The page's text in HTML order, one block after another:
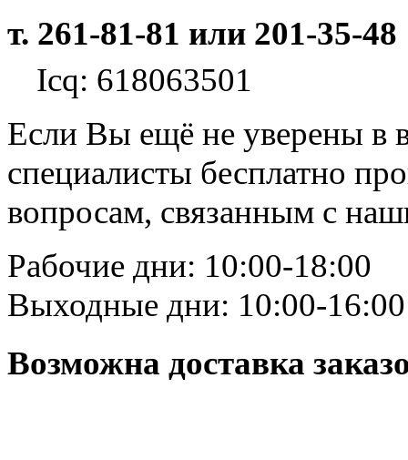
т. 261-81-81 или 201-35-48
Icq: 618063501
Если Вы ещё не уверены в
специалисты бесплатно
вопросам, связанным с
Рабочие дни: 10:00-18:00
Выходные дни: 10:00-16:00
Возможна доставка